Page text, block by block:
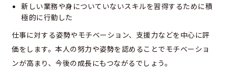
新しい業務や身についていないスキルを習得するために積
極的に行動した
仕事に対する姿勢やモチベーション、支援力などを中心に評
価をします。本人の努力や姿勢を認めることでモチベーショ
ンが高まり、今後の成長にもつながるでしょう。